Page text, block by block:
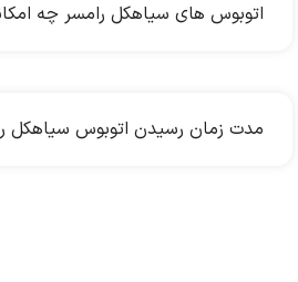
اتوبوس های سیاهکل رامسر چه
مدت زمان رسیدن اتوبوس سیاهکل